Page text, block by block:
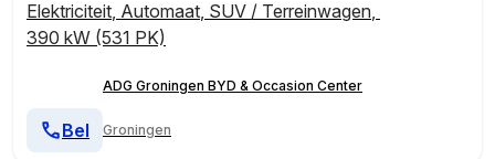
Elektriciteit, Automaat, SUV / Terreinwagen,
390 kW (531 PK)
ADG Groningen BYD & Occasion Center
Groningen
Bel